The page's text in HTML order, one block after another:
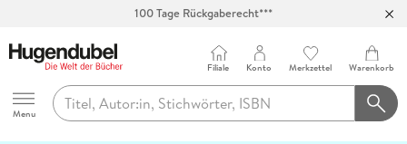
100 Tage Rückgaberecht***
Hugendubel
Menu
Filiale Konto Merkzettel Warenkorb